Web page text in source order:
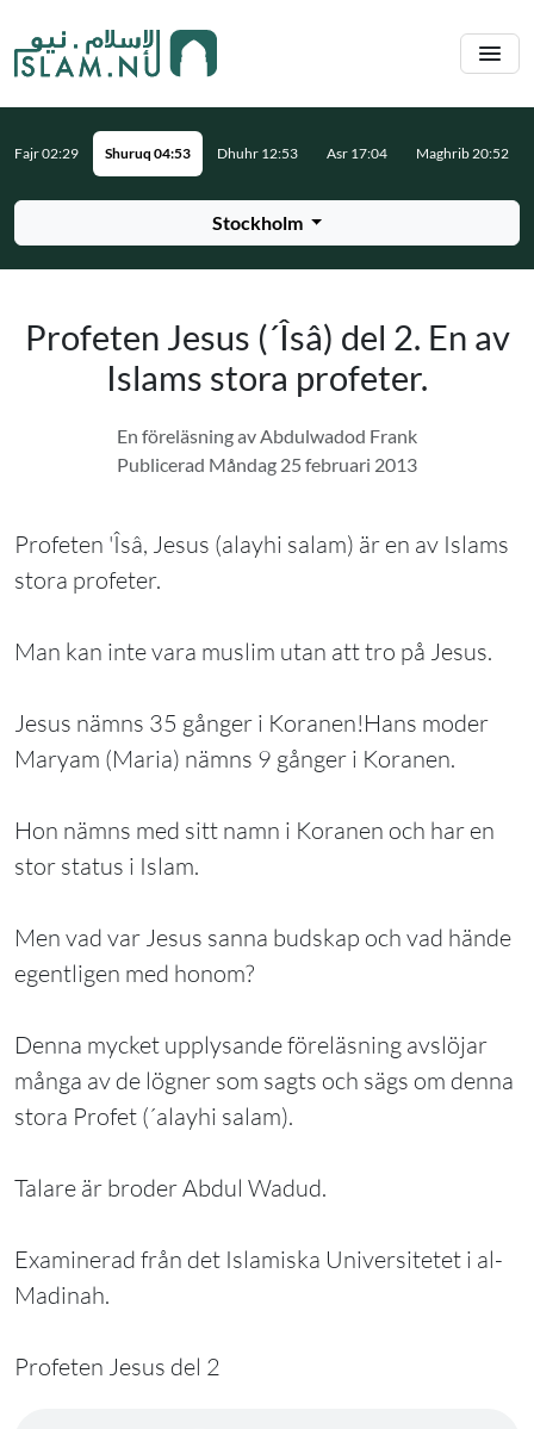
Stockholm
Fajr 02:29 Shuruq 04:53 Dhuhr 12:53 Asr 17:04 Maghrib 20:52
Profeten Jesus (´Îsâ) del 2. En av
Islams stora profeter.
En föreläsning av Abdulwadod Frank
Publicerad Måndag 25 februari 2013
Profeten 'Îsâ, Jesus (alayhi salam) är en av Islams
stora profeter.
Man kan inte vara muslim utan att tro på Jesus.
Jesus nämns 35 gånger i Koranen!Hans moder
Maryam (Maria) nämns 9 gånger i Koranen.
Hon nämns med sitt namn i Koranen och har en
stor status i Islam.
Men vad var Jesus sanna budskap och vad hände
egentligen med honom?
Denna mycket upplysande föreläsning avslöjar
många av de lögner som sagts och sägs om denna
stora Profet (´alayhi salam).
Talare är broder Abdul Wadud.
Examinerad från det Islamiska Universitetet i al-
Madinah.
Profeten Jesus del 2